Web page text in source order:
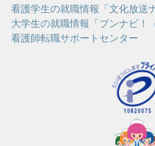
看護学生の就職情報「文化放送
大学生の就職情報「ブンナビ！
看護師転職サポートセンター